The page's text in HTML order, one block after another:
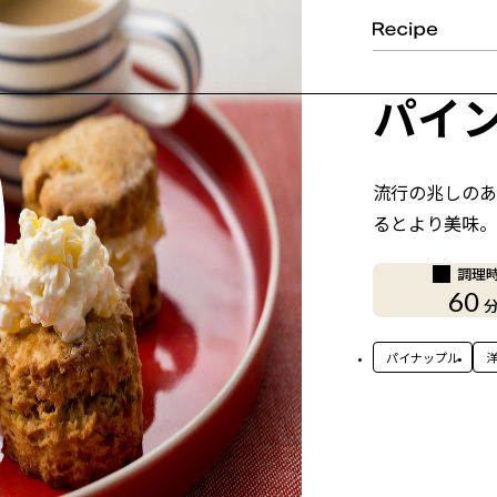
パイ
流行の兆しの
るとより美味。
調理
60
パイナップル